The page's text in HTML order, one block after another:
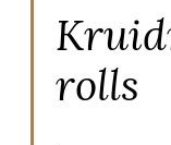
rolls